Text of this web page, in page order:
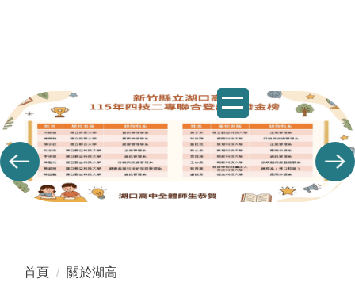
首頁 關於湖高